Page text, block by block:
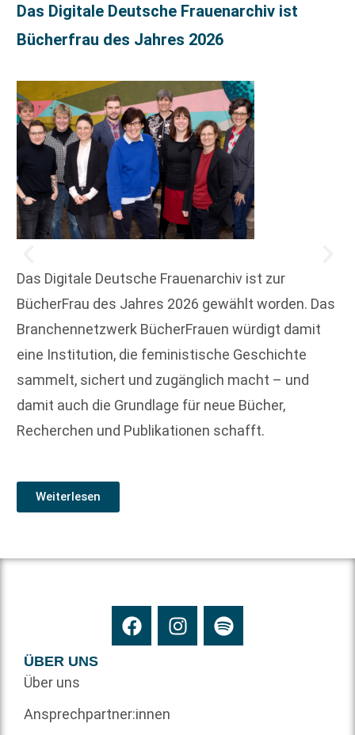
Das Digitale Deutsche Frauenarchiv ist
Bücherfrau des Jahres 2026
Das Digitale Deutsche Frauenarchiv ist zur
BücherFrau des Jahres 2026 gewählt worden. Das
Branchennetzwerk BücherFrauen würdigt damit
eine Institution, die feministische Geschichte
sammelt, sichert und zugänglich macht – und
damit auch die Grundlage für neue Bücher,
Recherchen und Publikationen schafft.
Weiterlesen
ÜBER UNS
Über uns
Ansprechpartner:innen